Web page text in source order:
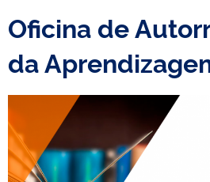
PORTARIAS
Oficina de
da